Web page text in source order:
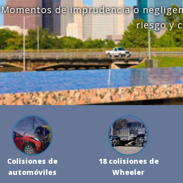
Momentos de imprudencia o
riesgo y
Colisiones de
automóviles
18 colisiones de
Wheeler